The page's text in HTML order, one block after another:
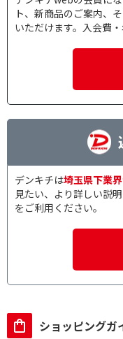
ト、新商品のご案内、
いただけます。入会費
デンキチは埼玉県下業
見たい、より詳しい説
をご利用ください。
ショッピングガ